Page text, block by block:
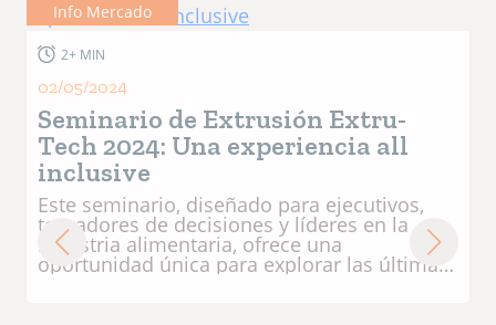
Info Mercado
2+ MIN
07/06/2023
Una alianza estratégica que
brindará soluciones integrales a
la industria
El objetivo de esta alianza es poder aunar
los conocimientos, experiencia, tecnologías
y servicios de ambas compañías, para poder
abordar aquellos proyectos donde el cliente